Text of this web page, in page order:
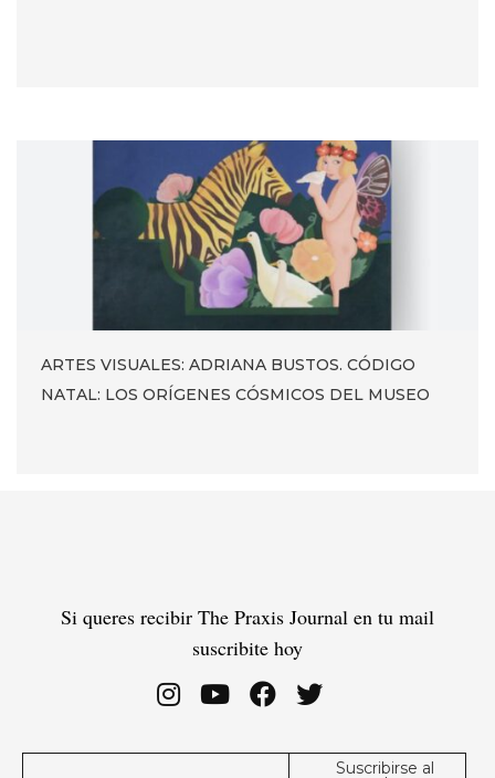
ARTES VISUALES: ADRIANA BUSTOS. CÓDIGO
NATAL: LOS ORÍGENES CÓSMICOS DEL MUSEO
Si queres recibir The Praxis Journal en tu mail
suscribite hoy